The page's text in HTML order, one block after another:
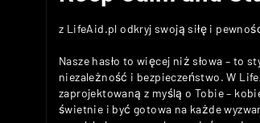
z LifeAid.pl odkryj swoją siłę i
Nasze hasło to więcej niż słowa – to
niezależność i bezpieczeństwo. W
zaprojektowaną z myślą o Tobie –
świetnie i być gotowa na każde